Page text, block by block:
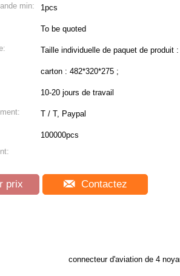
min: 1pcs
To be quoted
Taille individuelle de paquet de produit
carton : 482*320*275 ;
10-20 jours de travail
T / T, Paypal
100000pcs
prix Contactez
connecteur d'aviation de 4